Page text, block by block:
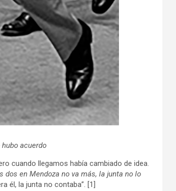
acuerdo
cuando llegamos había cambiado de idea.
dos en Mendoza no va más, la junta no lo
él, la junta no contaba”. [1]